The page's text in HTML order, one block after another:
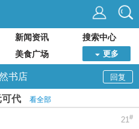
新闻资讯
搜索中心
美食广场 更多
回复
书店
代 看全部
21#